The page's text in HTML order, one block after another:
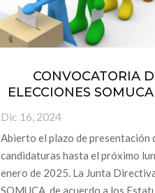
CONVOCATORIA
ELECCIONES
Dic 16, 2024
Abierto el plazo de presentación
candidaturas hasta el próximo
enero de 2025. La Junta
SOMUCA de acuerdo a los